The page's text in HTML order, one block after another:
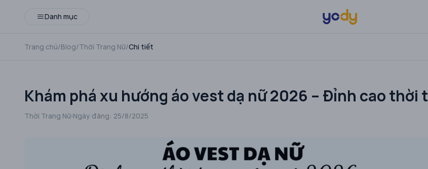
Danh mục
Trang chủ/Blog/Thời Trang Nữ/Chi tiết
Khám phá xu hướng áo vest dạ nữ 2026 – Đỉnh cao thời
Thời Trang Nữ Ngày đăng: 25/8/2025